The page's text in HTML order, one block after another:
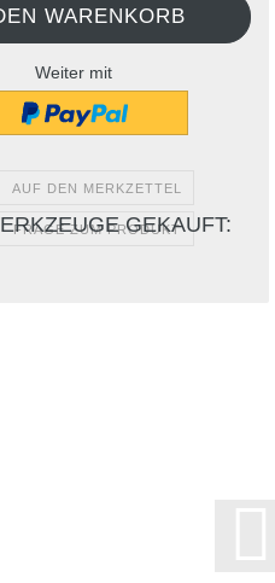
Weiter mit
AUF DEN MERKZETTEL
FRAGE ZUM PRODUKT
GEKAUFT: